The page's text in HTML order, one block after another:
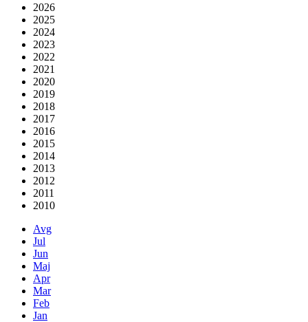
2026
2025
2024
2023
2022
2021
2020
2019
2018
2017
2016
2015
2014
2013
2012
2011
2010
Avg
Jul
Jun
Maj
Apr
Mar
Feb
Jan